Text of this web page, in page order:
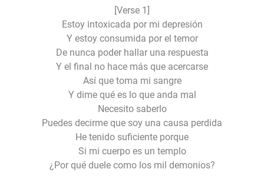
[Verse 1]
Estoy intoxicada por mi depresión
Y estoy consumida por el temor
De nunca poder hallar una respuesta
Y el final no hace más que acercarse
Así que toma mi sangre
Y dime qué es lo que anda mal
Necesito saberlo
Puedes decirme que soy una causa perdida
He tenido suficiente porque
Si mi cuerpo es un templo
¿Por qué duele como los mil demonios?